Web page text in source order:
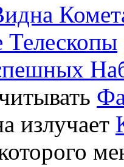
Телескопы
излучает